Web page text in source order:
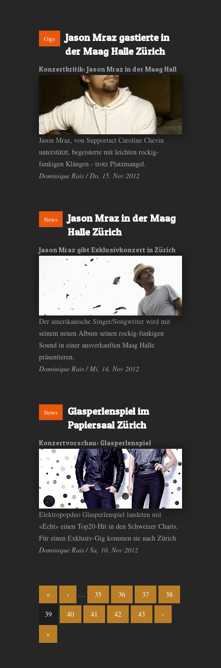
Gigs
Jason Mraz gastierte in
der Maag Halle Zürich
Konzertkritik: Jason Mraz in der Maag Hall
Jason Mraz, von Supportact Caroline Chevin
unterstützt, begeisterte mit leichten rockig-
funkigen Klängen - trotz Platzmangel.
Dominique Rais / Do, 15. Nov 2012
News
Jason Mraz in der Maag
Halle Zürich
Jason Mraz gibt Exklusivkonzert in Zürich
Der amerikanische Singer/Songwriter wird mit
seinem neuen Album seinen rockig-funkigen
Sound in einer ausverkauften Maag Halle
präsentieren.
Dominique Rais / Mi, 14. Nov 2012
News
Glasperlenspiel im
Papiersaal Zürich
Konzertvorschau: Glasperlenspiel
Elektropopduo Glasperlenspiel landeten mit
«Echt» einen Top20-Hit in den Schweizer Charts.
Für einen Exklusiv-Gig kommen sie nach Zürich
Dominique Rais / Sa, 10. Nov 2012
Seiten
« ‹ … 35 36 37 38
39 40 41 42 43 ›
»